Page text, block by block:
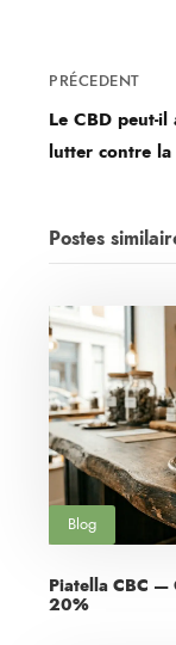
PRÉCEDENT
Le CBD peut-il
lutter contre
Postes
Blog
Piatella CBC —
20%